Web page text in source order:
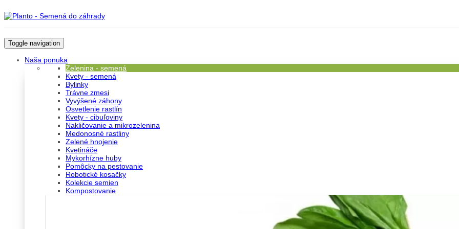
Toggle navigation
Naša ponuka
Zelenina - semená
Kvety - semená
Bylinky
Trávne zmesi
Vyvýšené záhony
Osvetlenie rastlín
Kvety - cibuľoviny
Nakličovanie a mikrozelenina
Medonosné rastliny
Zelené hnojenie
Kvetináče
Mykorhízne huby
Pomôcky na pestovanie
Robotické kosačky
Kolekcie semien
Kompostovanie